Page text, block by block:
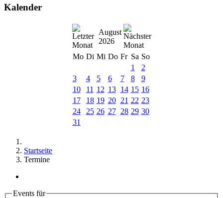
Kalender
August
2026
Mo Di Mi Do Fr Sa So
1
2
3
4 5 6 7 8
9
10
11 12 13 14 15 16
17
18 19 20 21 22 23
24
25 26 27 28 29 30
31
Startseite
Termine
Events für